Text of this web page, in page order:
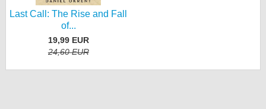
Last Call: The Rise and Fall
of...
19,99 EUR
24,60 EUR